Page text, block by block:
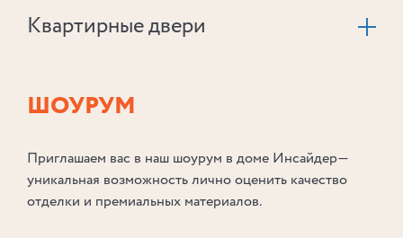
Квартирные двери
ШОУ⁠РУМ
Приглашаем вас в наш шоурум в доме Инсайдер—
уникальная возможность лично оценить качество
отделки и премиальных материалов.